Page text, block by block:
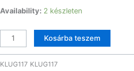
Availability: 2 készleten
Korda
Padded
Rod
Kosárba teszem
KLUG117 KLUG117